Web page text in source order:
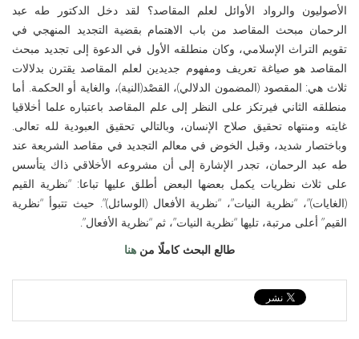
الأصوليون والرواد الأوائل لعلم المقاصد؟ لقد دخل الدكتور طه عبد
الرحمان مبحث المقاصد من باب الاهتمام بقضية التجديد المنهجي في
تقويم التراث الإسلامي، وكان منطلقه الأول في الدعوة إلى تجديد مبحث
المقاصد هو صياغة تعريف ومفهوم جديدين لعلم المقاصد يقترن بدلالات
ثلاث هي: المقصود (المضمون الدلالي)، القصْد(النية)، والغاية أو الحكمة. أما
منطلقه الثاني فيرتكز على النظر إلى علم المقاصد باعتباره علما أخلاقيا
غايته ومنتهاه تحقيق صلاح الإنسان، وبالتالي تحقيق العبودية لله تعالى.
وباختصار شديد، وقبل الخوض في معالم التجديد في مقاصد الشريعة عند
طه عبد الرحمان، تجدر الإشارة إلى أن مشروعه الأخلاقي ذاك يتأسس
على ثلاث نظريات يكمل بعضها البعض أطلق عليها تباعا: “نظرية القيم
(الغايات)”، “نظرية النيات”، “نظرية الأفعال (الوسائل)”. حيث تتبوأ “نظرية
القيم” أعلى مرتبة، تليها “نظرية النيات”، ثم “نظرية الأفعال”.
طالع البحث كاملًا من هنا